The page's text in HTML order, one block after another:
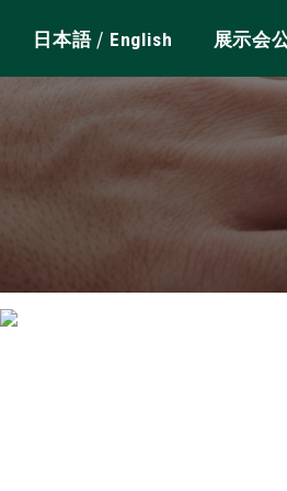
日本語/ English 展示会